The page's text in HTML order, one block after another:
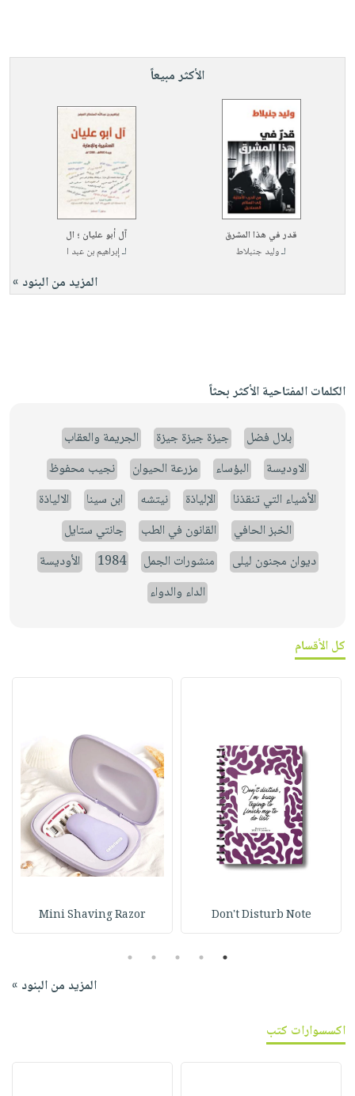
الأكثر مبيعاً
قدر في هذا المشرق
لـوليد جنبلاط
آل أبو عليان ؛ ال
لـإبراهيم بن عبد ا
المزيد من البنود »
الكلمات المفتاحية الأكثر بحثاً
بلال فضل جيزة جيزة جيزة
الجريمة والعقاب
الاوديسة
البؤساء مزرعة الحيوان
نجيب محفوظ
الأشياء التي تنقذنا
الإلياذة نيتشه ابن سينا
الالياذة
الخبز الحافي
القانون في الطب
جانتي ستايل
ديوان مجنون ليلى
منشورات الجمل 1984
الأوديسة
الداء والدواء
كل الأقسام
Don't Disturb Note
Mini Shaving Razor
1
2
3
4
5
المزيد من البنود »
اكسسوارات كتب